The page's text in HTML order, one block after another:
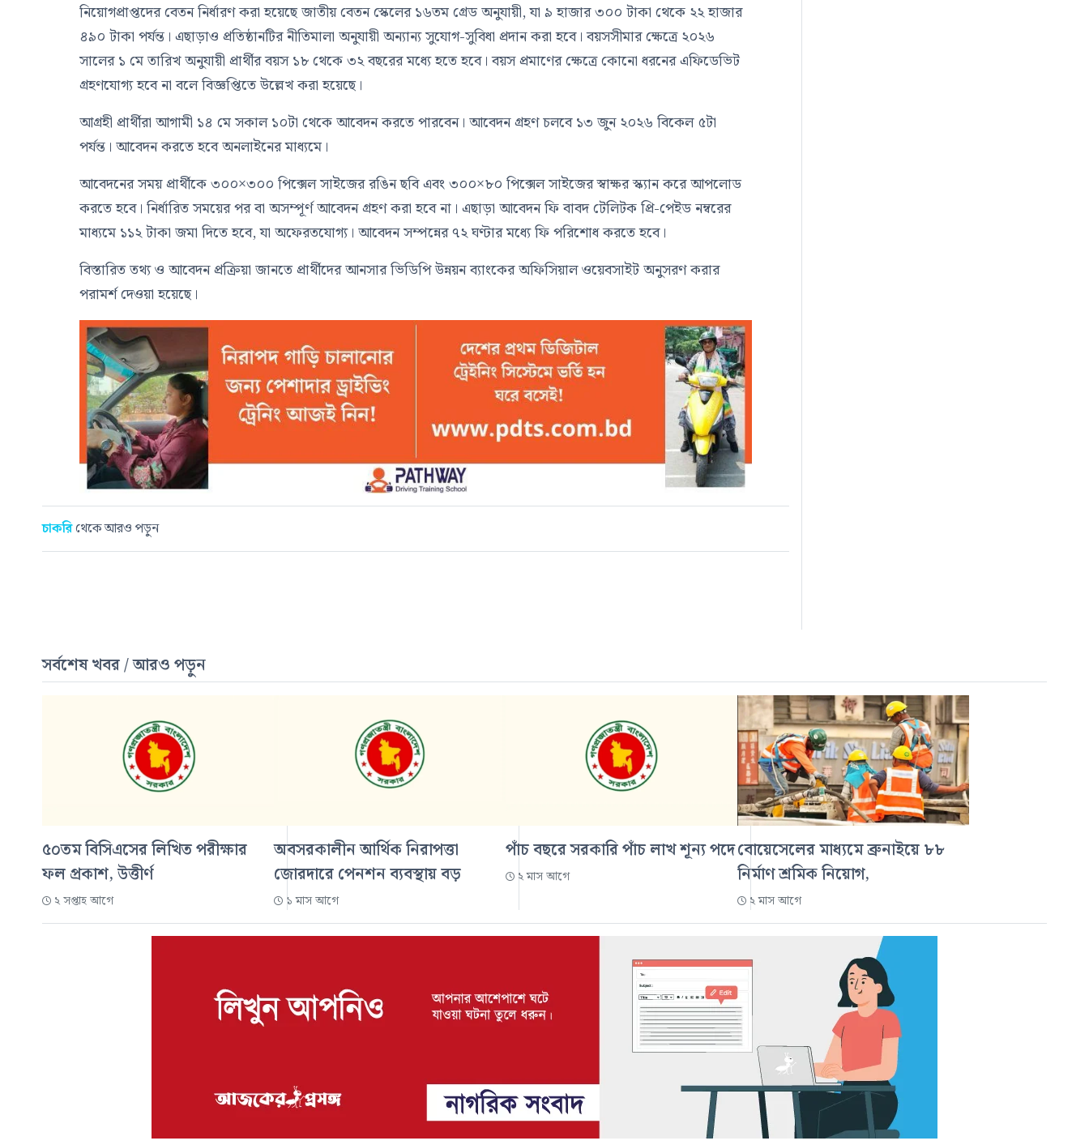
নিয়োগপ্রাপ্তদের বেতন নির্ধারণ করা হয়েছে জাতীয় বেতন স্কেলের ১৬তম গ্রেড অনুযায়ী, যা ৯ হাজার ৩০০ টাকা থেকে ২২ হাজার
৪৯০ টাকা পর্যন্ত। এছাড়াও প্রতিষ্ঠানটির নীতিমালা অনুযায়ী অন্যান্য সুযোগ-সুবিধা প্রদান করা হবে। বয়সসীমার ক্ষেত্রে ২০২৬
সালের ১ মে তারিখ অনুযায়ী প্রার্থীর বয়স ১৮ থেকে ৩২ বছরের মধ্যে হতে হবে। বয়স প্রমাণের ক্ষেত্রে কোনো ধরনের এফিডেভিট
গ্রহণযোগ্য হবে না বলে বিজ্ঞপ্তিতে উল্লেখ করা হয়েছে।
আগ্রহী প্রার্থীরা আগামী ১৪ মে সকাল ১০টা থেকে আবেদন করতে পারবেন। আবেদন গ্রহণ চলবে ১৩ জুন ২০২৬ বিকেল ৫টা
পর্যন্ত। আবেদন করতে হবে অনলাইনের মাধ্যমে।
আবেদনের সময় প্রার্থীকে ৩০০×৩০০ পিক্সেল সাইজের রঙিন ছবি এবং ৩০০×৮০ পিক্সেল সাইজের স্বাক্ষর স্ক্যান করে আপলোড
করতে হবে। নির্ধারিত সময়ের পর বা অসম্পূর্ণ আবেদন গ্রহণ করা হবে না। এছাড়া আবেদন ফি বাবদ টেলিটক প্রি-পেইড নম্বরের
মাধ্যমে ১১২ টাকা জমা দিতে হবে, যা অফেরতযোগ্য। আবেদন সম্পন্নের ৭২ ঘণ্টার মধ্যে ফি পরিশোধ করতে হবে।
বিস্তারিত তথ্য ও আবেদন প্রক্রিয়া জানতে প্রার্থীদের আনসার ভিডিপি উন্নয়ন ব্যাংকের অফিসিয়াল ওয়েবসাইট অনুসরণ করার
পরামর্শ দেওয়া হয়েছে।
চাকরিথেকে আরও পড়ুন
সর্বশেষ খবর / আরও পড়ুন
৫০তম বিসিএসের লিখিত পরীক্ষার
ফল প্রকাশ, উত্তীর্ণ
২ সপ্তাহ আগে
অবসরকালীন আর্থিক নিরাপত্তা
জোরদারে পেনশন ব্যবস্থায় বড়
১ মাস আগে
পাঁচ বছরে সরকারি পাঁচ লাখ শূন্য পদে
২ মাস আগে
বোয়েসেলের মাধ্যমে ব্রুনাইয়ে ৮৮
নির্মাণ শ্রমিক নিয়োগ,
২ মাস আগে